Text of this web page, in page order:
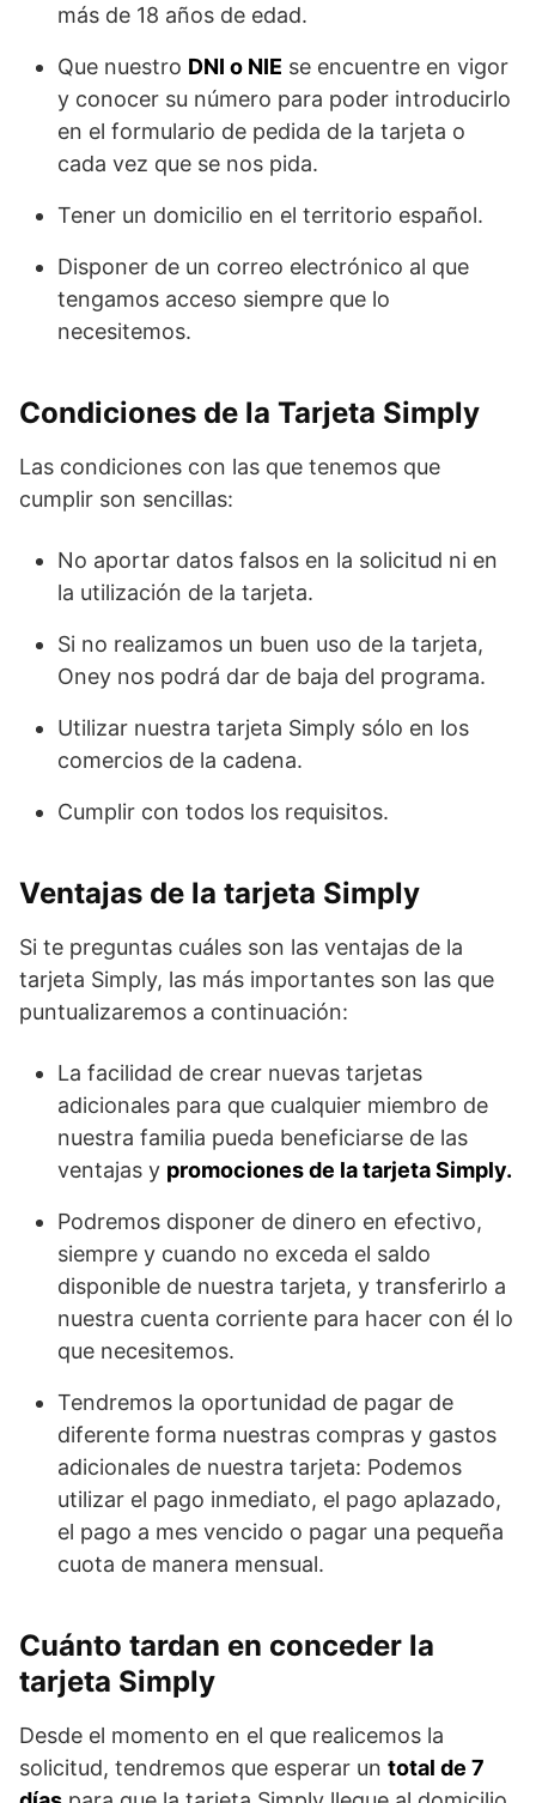
más de 18 años de edad.
Que nuestro DNI o NIE se encuentre en vigor
y conocer su número para poder introducirlo
en el formulario de pedida de la tarjeta o
cada vez que se nos pida.
Tener un domicilio en el territorio español.
Disponer de un correo electrónico al que
tengamos acceso siempre que lo
necesitemos.
Condiciones de la Tarjeta Simply
Las condiciones con las que tenemos que
cumplir son sencillas:
No aportar datos falsos en la solicitud ni en
la utilización de la tarjeta.
Si no realizamos un buen uso de la tarjeta,
Oney nos podrá dar de baja del programa.
Utilizar nuestra tarjeta Simply sólo en los
comercios de la cadena.
Cumplir con todos los requisitos.
Ventajas de la tarjeta Simply
Si te preguntas cuáles son las ventajas de la
tarjeta Simply, las más importantes son las que
puntualizaremos a continuación:
La facilidad de crear nuevas tarjetas
adicionales para que cualquier miembro de
nuestra familia pueda beneficiarse de las
ventajas y promociones de la tarjeta Simply.
Podremos disponer de dinero en efectivo,
siempre y cuando no exceda el saldo
disponible de nuestra tarjeta, y transferirlo a
nuestra cuenta corriente para hacer con él lo
que necesitemos.
Tendremos la oportunidad de pagar de
diferente forma nuestras compras y gastos
adicionales de nuestra tarjeta: Podemos
utilizar el pago inmediato, el pago aplazado,
el pago a mes vencido o pagar una pequeña
cuota de manera mensual.
Cuánto tardan en conceder la
tarjeta Simply
Desde el momento en el que realicemos la
solicitud, tendremos que esperar un total de 7